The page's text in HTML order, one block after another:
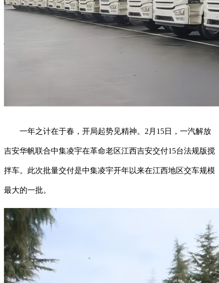
一年之计在于春，开局起势见精神。2月15日，一汽解放
吉安华帆联合中集凌宇在革命老区江西吉安交付15台法规版搅
拌车。此次批量交付是中集凌宇开年以来在江西地区交车规模
最大的一批。